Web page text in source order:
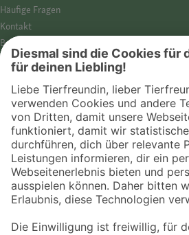
Häufige Fragen
Kontakt
Barrierefreiheit
Impressum
Datenschutz­hinweise
Cookies
AGB
Entdecke Fressnapf
Tierversicherung
GPS-Tracker
Fressnapf Salon
Online-Shop